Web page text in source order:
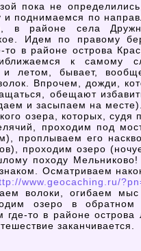
пока не
и поднимаемся по
в районе села
Идем по правому
то в районе острова
к самому
летом, бывает,
Впрочем, дожди,
обещают
и засыпаем на
озера, которых, судя
проходим под
проплываем его
проходим озеро
походу
Осматриваем
www.geocaching.ru/
волоки, огибаем
озеро в обратном
где-то в районе острова
заканчивается.